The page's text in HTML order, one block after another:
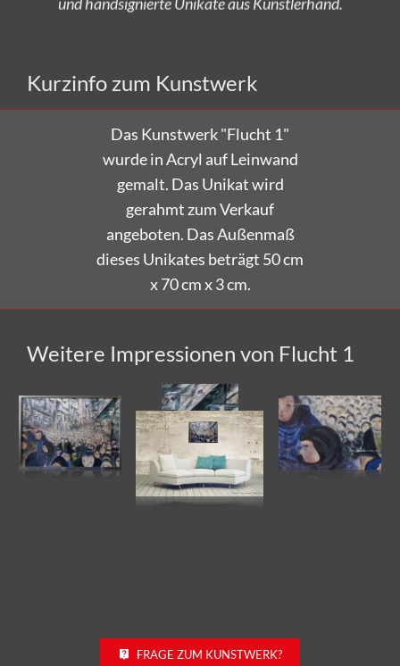
Versandkostenfrei bestellen!
Das Kunstwerk "Flucht 1"
wurde in Acryl auf Leinwand
gemalt.Das Unikat wird
gerahmt zum Verkauf
angeboten.Das Außenmaß
dieses Unikates beträgt 50 cm
x 70 cm x 3 cm.